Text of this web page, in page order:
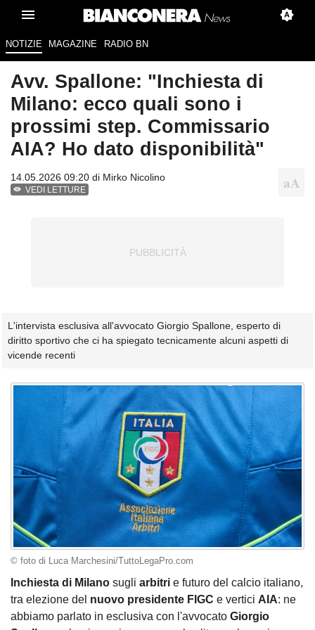
NOTIZIE MAGAZINE RADIO BN
Avv. Spallone: "Inchiesta di
Milano: ecco quali sono i
prossimi step. Commissario
AIA? Ho dato disponibilità"
14.05.2026 09:20 di Mirko Nicolino
VEDI LETTURE
L'intervista esclusiva all'avvocato Giorgio Spallone, esperto di
diritto sportivo che ci ha spiegato tecnicamente alcuni aspetti di
vicende recenti
© foto di Luca Marchesini/TuttoLegaPro.com
Inchiesta di Milano sugli arbitri e futuro del calcio italiano,
tra elezione del nuovo presidente FIGC e vertici AIA: ne
abbiamo parlato in esclusiva con l'avvocato Giorgio